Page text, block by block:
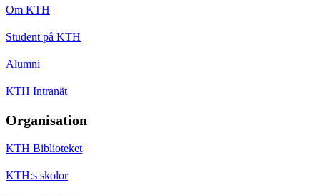
Om KTH
Student på KTH
Alumni
KTH Intranät
Organisation
KTH Biblioteket
KTH:s skolor